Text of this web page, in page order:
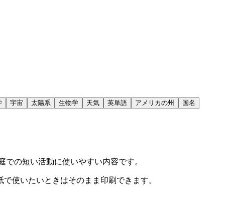
宇宙 太陽系 生物学 天気 英単語 アメリカの州
国名
の短い活動に使いやすい内容です。
使いたいときはそのまま印刷できます。